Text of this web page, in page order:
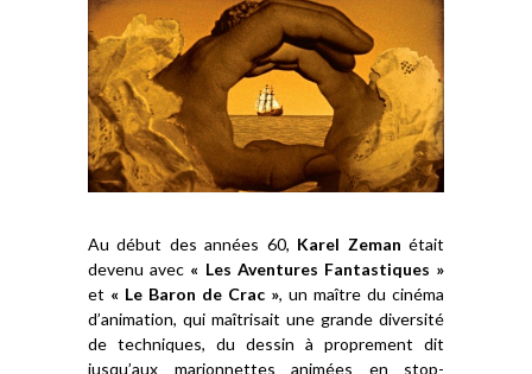
Au début des années 60, Karel Zeman était
devenu avec « Les Aventures Fantastiques »
et « Le Baron de Crac », un maître du cinéma
d’animation, qui maîtrisait une grande diversité
de techniques, du dessin à proprement dit
jusqu’aux marionnettes animées en stop-